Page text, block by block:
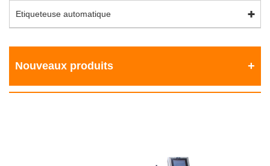
Etiqueteuse automatique
Nouveaux produits